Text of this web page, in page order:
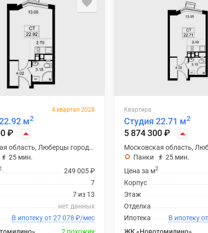
4 квартал 2028
м2
₽
Московская область, Люберцы городской округ
25 мин.
249 005₽
7
7 из 13
нет данных
В ипотеку от 27 078 ₽/мес
2 похожих
Квартира
Студия 22.71 м2
5 874 300₽
Панки
25 мин.
Цена за м2
Корпус
Этаж
Отделка
Ипотека
ЖК «Новотомилино»